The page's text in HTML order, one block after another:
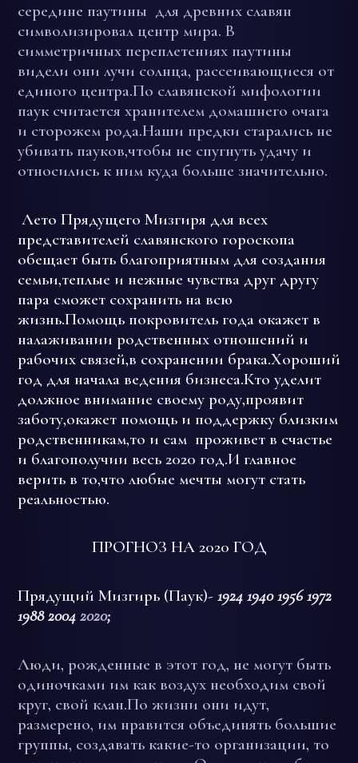
середине паутины для древних славян
символизировал центр мира. В
симметричных переплетениях паутины
видели они лучи солнца, рассеивающиеся от
единого центра.По славянской мифологии
паук считается хранителем домашнего очага
и сторожем рода.Наши предки старались не
убивать пауков,чтобы не спугнуть удачу и
относились к ним куда больше значительно.
Лето Прядущего Мизгиря для всех
представителей славянского гороскопа
обещает быть благоприятным для создания
семьи,теплые и нежные чувства друг другу
пара сможет сохранить на всю
жизнь.Помощь покровитель года окажет в
налаживании родственных отношений и
рабочих связей,в сохранении брака.Хороший
год для начала ведения бизнеса.Кто уделит
должное внимание своему роду,проявит
заботу,окажет помощь и поддержку близким
родственникам,то и сам проживет в счастье
и благополучии весь 2020 год.И главное
верить в то,что любые мечты могут стать
реальностью.
ПРОГНОЗ НА 2020 ГОД
Прядущий Мизгирь (Паук)- 1924 1940 1956 1972
1988 2004 2020;
Люди, рожденные в этот год, не могут быть
одиночками им как воздух необходим свой
круг, свой клан.По жизни они идут,
размерено, им нравится объединять большие
группы, создавать какие-то организации, то